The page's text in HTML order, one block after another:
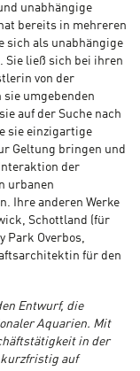
unabhängige
bereits in mehreren
sich als unabhängige
Sie ließ sich bei ihren
von der
sie umgebenden
auf der Suche nach
sie einzigartige
Geltung bringen und
der
urbanen
Ihre anderen Werke
Schottland (für
Park Overbos,
für den
Entwurf, die
Aquarien. Mit
in der
auf